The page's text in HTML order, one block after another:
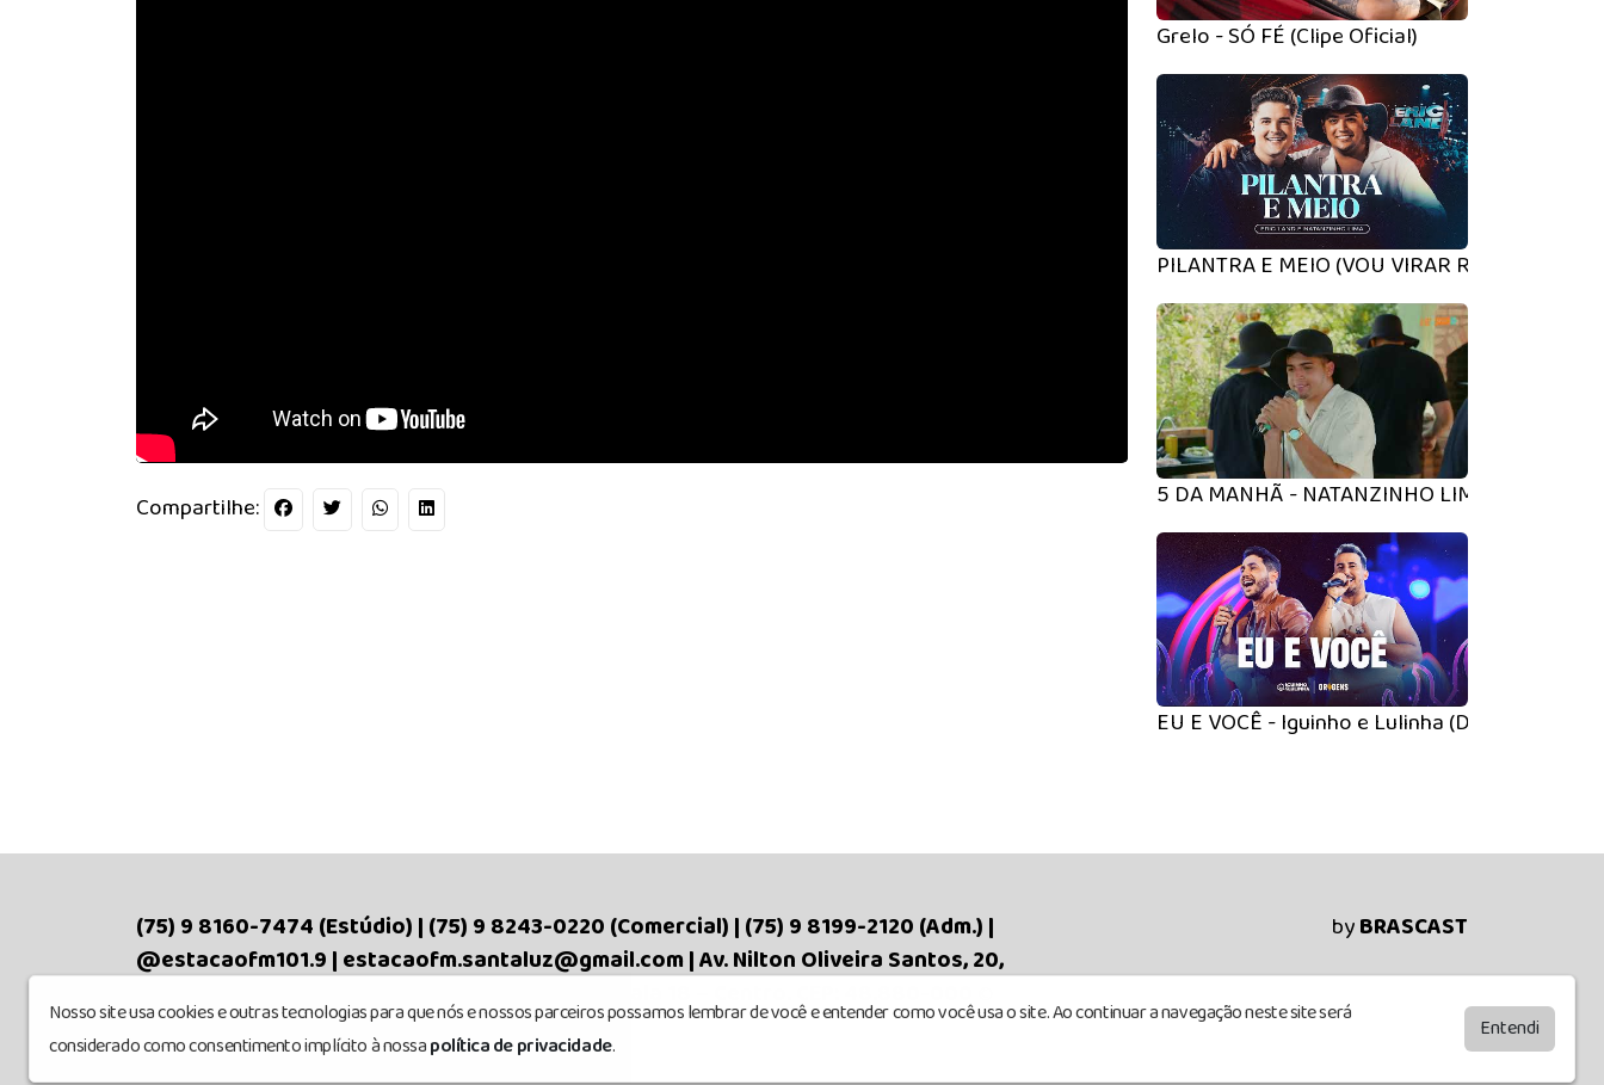
Compartilhe:
Grelo - SÓ FÉ (Clipe Oficial)
PILANTRA E MEIO (VOU VIRAR RUEIRO) -
5 DA MANHÃ - NATANZINHO LIMA E RAI SAIA
EU E VOCÊ - Iguinho e Lulinha (DVD Origens)
Nosso site usa cookies e outras tecnologias para que nós e nossos parceiros possamos lembrar de você e entender como você usa o site. Ao continuar a navegação neste site será
considerado como consentimento implícito à nossapolítica de privacidade.
Entendi
(75) 9 8160-7474 (Estúdio) | (75) 9 8243-0220 (Comercial) | (75) 9 8199-2120 (Adm.) |
@estacaofm101.9 | estacaofm.santaluz@gmail.com | Av. Nilton Oliveira Santos, 20,
Empresarial Joelcio Martins da Silva, 1º andar, Sala 18 – Centro. CEP: 48.880-000
Todos os direitos reservados.
byBRASCAST